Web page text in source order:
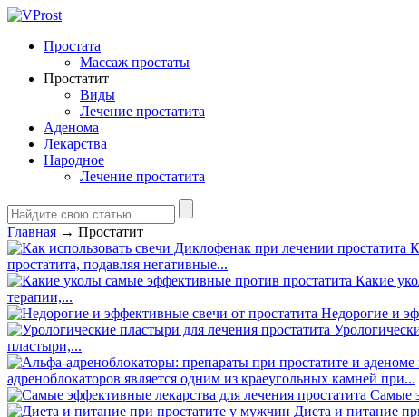
Простата
Массаж простаты
Простатит
Виды
Лечение простатита
Аденома
Лекарства
Народное
Лечение простатита
Главная → Простатит
простатита, подавляя негативные...
Какие
терапии,...
Недорогие и
пластыри,...
адреноблокаторов является одним из краеугольных камней при...
Самые
Диета и питание